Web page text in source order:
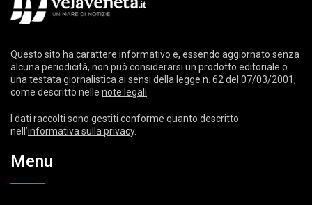
Questo sito ha carattere informativo e, essendo aggiornato senza
alcuna periodicità, non può considerarsi un prodotto editoriale o
una testata giornalistica ai sensi della legge n. 62 del 07/03/2001,
come descritto nelle note legali
I dati raccolti sono gestiti conforme quanto descritto
nell’informativa sulla privacy.
Menu